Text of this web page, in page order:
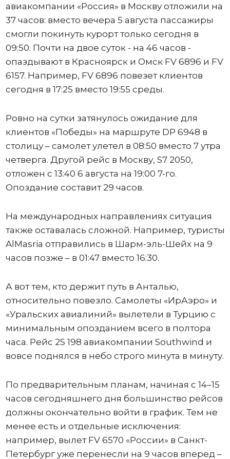
авиакомпании «Россия» в Москву отложили на
37 часов: вместо вечера 5 августа пассажиры
смогли покинуть курорт только сегодня в
09:50. Почти на двое суток - на 46 часов -
опаздывают в Красноярск и Омск FV 6896 и FV
6157. Например, FV 6896 повезет клиентов
сегодня в 17:25 вместо 19:55 среды.
Ровно на сутки затянулось ожидание для
клиентов «Победы» на маршруте DP 6948 в
столицу – самолет улетел в 08:50 вместо 7 утра
четверга. Другой рейс в Москву, S7 2050,
отложен с 13:40 6 августа на 19:00 7-го.
Опоздание составит 29 часов.
На международных направлениях ситуация
также оставалась сложной. Например, туристы
AlMasria отправились в Шарм-эль-Шейх на 9
часов позже – в 01:47 вместо 16:30.
А вот тем, кто держит путь в Анталью,
относительно повезло. Самолеты «ИрАэро» и
«Уральских авиалиний» вылетели в Турцию с
минимальным опозданием всего в полтора
часа. Рейс 2S 198 авиакомпании Southwind и
вовсе поднялся в небо строго минута в минуту.
По предварительным планам, начиная с 14–15
часов сегодняшнего дня большинство рейсов
должны окончательно войти в график. Тем не
менее есть и отдельные исключения:
например, вылет FV 6570 «России» в Санкт-
Петербург уже перенесли на 9 часов вперед –